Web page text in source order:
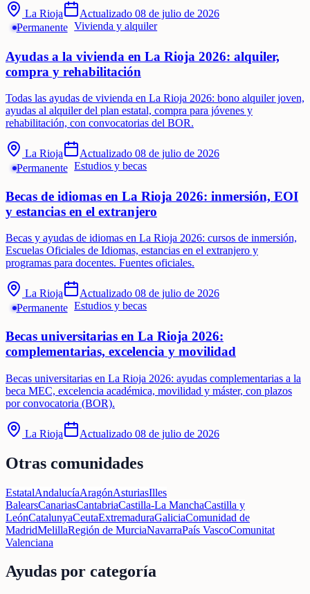
La Rioja Actualizado 08 de julio de 2026
Permanente Vivienda y alquiler
Ayudas a la vivienda en La Rioja 2026: alquiler,
compra y rehabilitación
Todas las ayudas de vivienda en La Rioja 2026: bono alquiler joven,
ayudas al alquiler del plan estatal, compra para jóvenes y
rehabilitación, con convocatorias del BOR.
La Rioja Actualizado 08 de julio de 2026
Permanente Estudios y becas
Becas de idiomas en La Rioja 2026: inmersión, EOI
y estancias en el extranjero
Becas y ayudas de idiomas en La Rioja 2026: cursos de inmersión,
Escuelas Oficiales de Idiomas, estancias en el extranjero y
programas para docentes. Fuentes oficiales.
La Rioja Actualizado 08 de julio de 2026
Permanente Estudios y becas
Becas universitarias en La Rioja 2026:
complementarias, excelencia y movilidad
Becas universitarias en La Rioja 2026: ayudas complementarias a la
beca MEC, excelencia académica, movilidad y máster, con plazos
por convocatoria (BOR).
La Rioja Actualizado 08 de julio de 2026
Otras comunidades
EstatalAndalucíaAragónAsturiasIlles
BalearsCanariasCantabriaCastilla-La ManchaCastilla y
LeónCatalunyaCeutaExtremaduraGaliciaComunidad de
MadridMelillaRegión de MurciaNavarraPaís VascoComunitat
Valenciana
Ayudas por categoría